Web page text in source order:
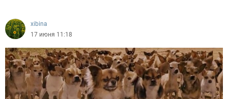
xibina
17 июня 11:18